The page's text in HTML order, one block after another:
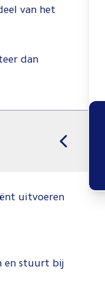
van het
dan
uitvoeren
en stuurt bij